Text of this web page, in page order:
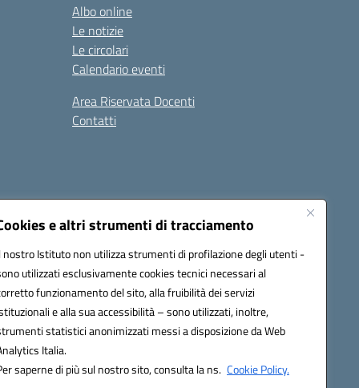
e altri strumenti di tracciamento
nostro Istituto non utilizza strumenti di profilazione degli utenti -
utilizzati esclusivamente cookies tecnici necessari al
funzionamento del sito, alla fruibilità dei servizi
e alla sua accessibilità – sono utilizzati, inoltre,
statistici anonimizzati messi a disposizione da Web
Italia.
saperne di più sul nostro sito, consulta la ns. Cookie Policy.
Albo online
Le notizie
Le circolari
Calendario eventi
Area Riservata Docenti
Contatti
Seguici su: